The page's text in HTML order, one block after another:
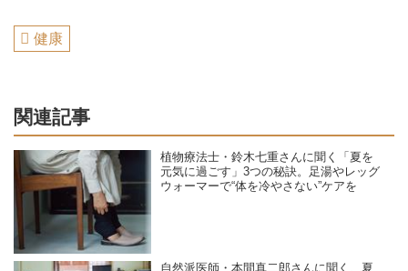
健康
関連記事
植物療法士・鈴木七重さんに聞く「夏を
元気に過ごす」3つの秘訣。足湯やレッグ
ウォーマーで“体を冷やさない”ケアを
自然派医師・本間真二郎さんに聞く、夏